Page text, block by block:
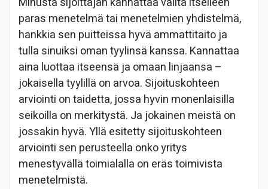
paras menetelmä tai menetelmien yhdistelmä,
hankkia sen puitteissa hyvä ammattitaito ja
tulla sinuiksi oman tyylinsä kanssa. Kannattaa
aina luottaa itseensä ja omaan linjaansa –
jokaisella tyylillä on arvoa. Sijoituskohteen
arviointi on taidetta, jossa hyvin monenlaisilla
seikoilla on merkitystä. Ja jokainen meistä on
jossakin hyvä. Yllä esitetty sijoituskohteen
arviointi sen perusteella onko yritys
menestyvällä toimialalla on eräs toimivista
menetelmistä.